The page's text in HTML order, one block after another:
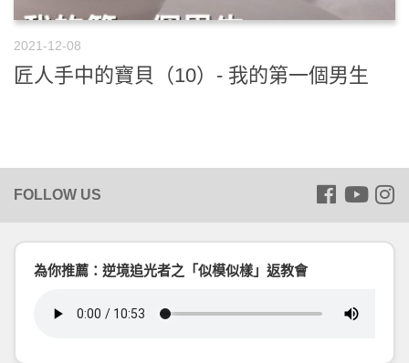
2021-12-08
匠人手中的寶貝（10）- 我的第一個男生
為你推薦：逆境追光者之「似模似樣」返教會